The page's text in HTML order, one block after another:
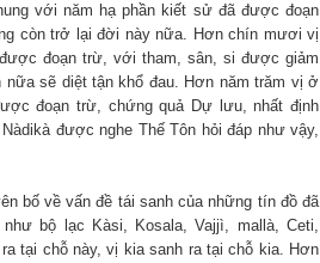
với năm hạ phần kiết sử đã được đoạn
còn trở lại đời này nữa. Hơn chín mươi vị
đoạn trừ, với tham, sân, si được giảm
sẽ diệt tận khổ đau. Hơn năm trăm vị ở
đoạn trừ, chứng quả Dự lưu, nhất định
được nghe Thế Tôn hỏi đáp như vậy,
bố về vấn đề tái sanh của những tín đồ đã
bộ lạc Kàsi, Kosala, Vajjì, mallà, Ceti,
tại chỗ này, vị kia sanh ra tại chỗ kia. Hơn